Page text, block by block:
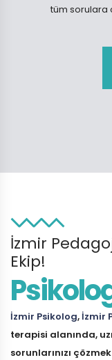
tüm sorulara
İzmir
Ekip!
İzmir Psikolog,İzmir
terapisi alanında,
sorunlarınızı